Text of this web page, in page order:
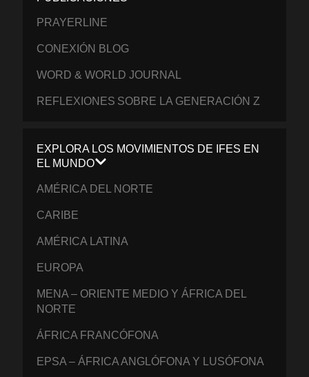
PRAYERLINE
CONEXIÓN BLOG
WORD & WORLD JOURNAL
REFLEXIONES SOBRE LA GENERACIÓN Z
EXPLORA LOS MOVIMIENTOS DE IFES EN
EL MUNDO
AMÉRICA DEL NORTE
CARIBE
AMÉRICA LATINA
EUROPA
MENA – ORIENTE MEDIO Y ÁFRICA DEL
NORTE
ÁFRICA FRANCÓFONA
EPSA – ÁFRICA ANGLÓFONA Y LUSÓFONA